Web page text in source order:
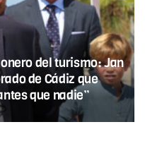
del turismo: Jan
de Cádiz que
que nadie”